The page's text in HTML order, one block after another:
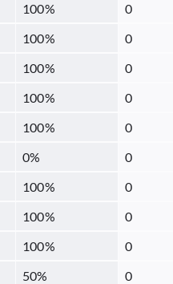
100% 0
100% 0
100% 0
100% 0
100% 0
0% 0
100% 0
100% 0
100% 0
50% 0